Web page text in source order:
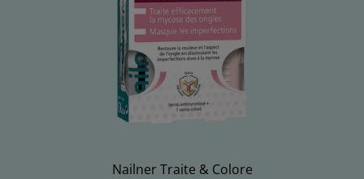
Nailner Traite & Colore